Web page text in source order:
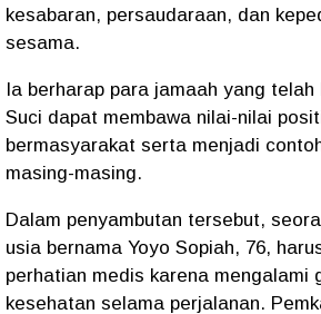
kesabaran, persaudaraan, dan
sesama.
Ia berharap para jamaah yang telah
Suci dapat membawa nilai-nilai
bermasyarakat serta menjadi
masing-masing.
Dalam penyambutan tersebut,
usia bernama Yoyo Sopiah, 76,
perhatian medis karena mengalami
kesehatan selama perjalanan.